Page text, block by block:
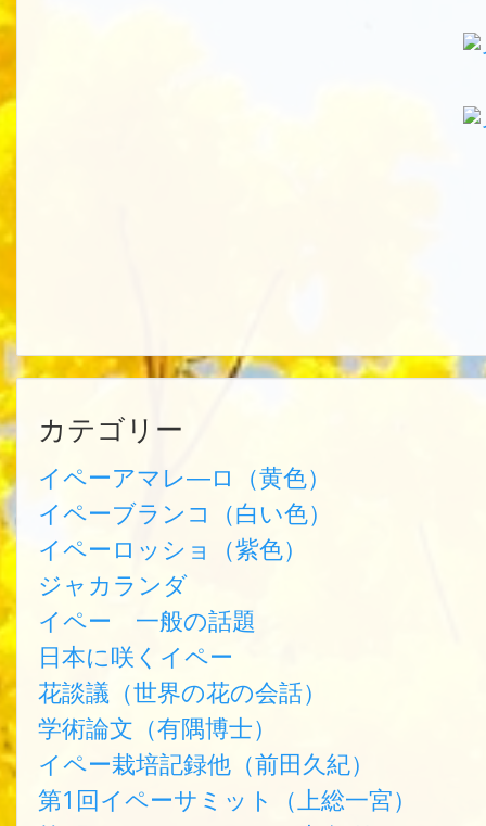
カテゴリー
イペーアマレ―ロ（黄色）
イペーブランコ（白い色）
イペーロッショ（紫色）
ジャカランダ
イペー 一般の話題
日本に咲くイペー
花談議（世界の花の会話）
学術論文（有隅博士）
イペー栽培記録他（前田久紀）
第1回イペーサミット（上総一宮）